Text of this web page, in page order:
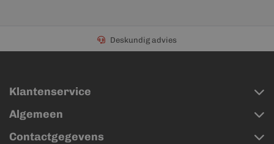
Deskundig advies
Klantenservice
Algemeen
Contactgegevens